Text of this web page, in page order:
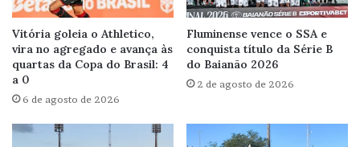
Vitória goleia o Athletico,
vira no agregado e avança às
quartas da Copa do Brasil: 4
a 0
6 de agosto de 2026
Fluminense vence o SSA e
conquista título da Série B
do Baianão 2026
2 de agosto de 2026